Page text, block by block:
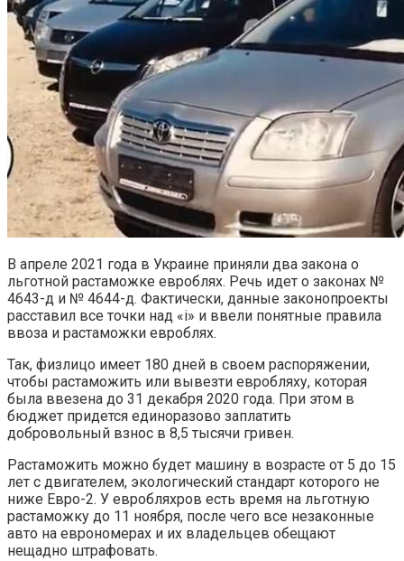
В апреле 2021 года в Украине приняли два закона о
льготной растаможке евроблях. Речь идет о законах №
4643-д и № 4644-д. Фактически, данные законопроекты
расставил все точки над «і» и ввели понятные правила
ввоза и растаможки евроблях.
Так, физлицо имеет 180 дней в своем распоряжении,
чтобы растаможить или вывезти евробляху, которая
была ввезена до 31 декабря 2020 года. При этом в
бюджет придется единоразово заплатить
добровольный взнос в 8,5 тысячи гривен.
Растаможить можно будет машину в возрасте от 5 до 15
лет с двигателем, экологический стандарт которого не
ниже Евро-2. У евробляхров есть время на льготную
растаможку до 11 ноября, после чего все незаконные
авто на еврономерах и их владельцев обещают
нещадно штрафовать.